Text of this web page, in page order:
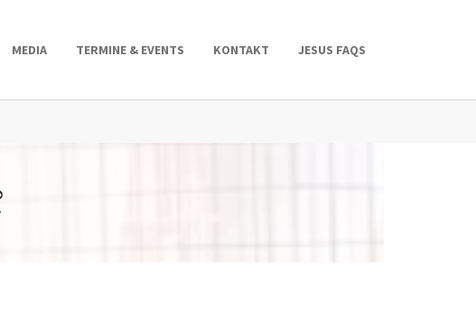
MEDIA TERMINE & EVENTS KONTAKT JESUS FAQS